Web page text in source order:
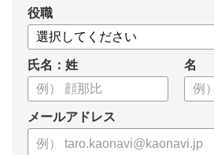
についてまとめましたので、ぜひお役
役職
氏名：姓 名
メールアドレス